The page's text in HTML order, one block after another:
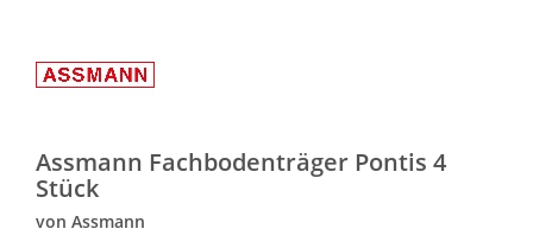
Assmann Fachbodenträger Pontis 4
Stück
von Assmann